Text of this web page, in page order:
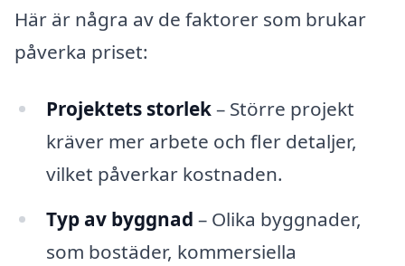
Här är några av de faktorer som brukar
påverka priset:
Projektets storlek– Större projekt
kräver mer arbete och fler detaljer,
vilket påverkar kostnaden.
Typ av byggnad – Olika byggnader,
som bostäder, kommersiella